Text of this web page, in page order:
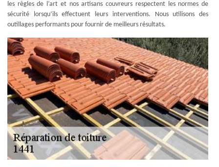
les règles de l’art et nos artisans couvreurs respectent les normes de
sécurité lorsqu’ils effectuent leurs interventions. Nous utilisons des
outillages performants pour fournir de meilleurs résultats.